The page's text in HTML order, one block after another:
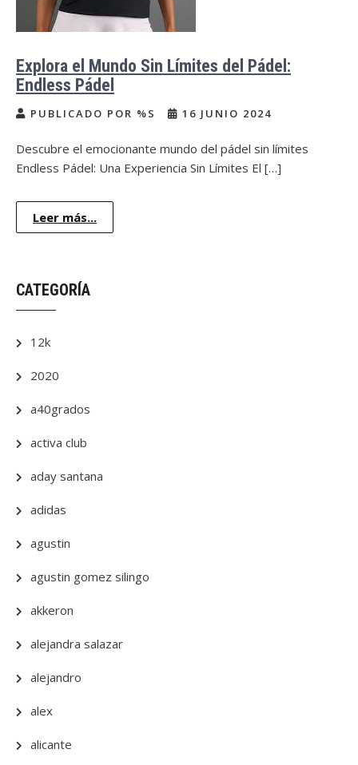
Explora el Mundo Sin Límites del Pádel:
Endless Pádel
PUBLICADO POR %S 16 JUNIO 2024
Descubre el emocionante mundo del pádel sin límites
Endless Pádel: Una Experiencia Sin Límites El […]
Leer más...
CATEGORÍA
12k
2020
a40grados
activa club
aday santana
adidas
agustin
agustin gomez silingo
akkeron
alejandra salazar
alejandro
alex
alicante